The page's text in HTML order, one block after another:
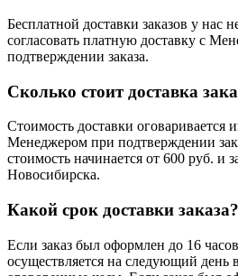
Бесплатной доставки заказов у нас
согласовать платную доставку с
подтверждении заказа.
Сколько стоит доставка
Стоимость доставки оговаривается
Менеджером при подтверждении
стоимость начинается от 600 руб. и
Новосибирска.
Какой срок доставки заказа?
Если заказ был оформлен до 16
осуществляется на следующий день